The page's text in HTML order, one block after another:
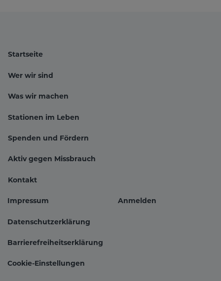
Hauptnavigation
Startseite
Wer wir sind
Was wir machen
Stationen im Leben
Spenden und Fördern
Aktiv gegen Missbrauch
Kontakt
Fußbereichsmenü
Impressum
Datenschutzerklärung
Barrierefreiheitserklärung
Cookie-Einstellungen
Anmelden